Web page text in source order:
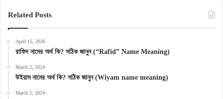
Related Posts
April 15, 2026
রাফিদ নামের অর্থ কি? সঠিক জানুন (“Rafid” Name Meaning)
March 2, 2024
উইয়াম নামের অর্থ কি? সঠিক জানুন (Wiyam name meaning)
March 2, 2024